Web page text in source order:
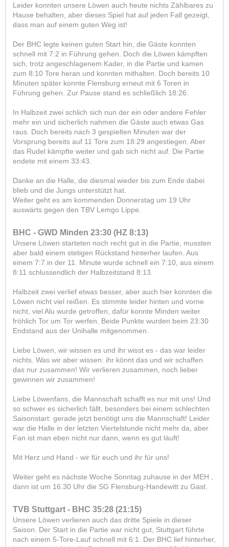
Leider konnten unsere Löwen auch heute nichts Zählbares zu
Hause behalten, aber dieses Spiel hat auf jeden Fall gezeigt,
dass man auf einem guten Weg ist!
Der BHC legte keinen guten Start hin, die Gäste konnten
schnell mit 7:2 in Führung gehen. Doch die Löwen kämpften
sich, trotz angeschlagenem Kader, in die Partie und kamen
zum 8:10 Tore heran und konnten mithalten. Doch bereits 10
Minuten später konnte Flensburg erneut mit 6 Toren in
Führung gehen. Zur Pause stand es schließlich 18:26.
In Halbzeit zwei schlich sich nun der ein oder andere Fehler
mehr ein und sicherlich nahmen die Gäste auch etwas Gas
raus. Doch bereits nach 3 gespielten Minuten war der
Vorsprung bereits auf 11 Tore zum 18:29 angestiegen. Aber
das Rudel kämpfte weiter und gab sich nicht auf. Die Partie
endete mit einem 33:43.
Danke an die Halle, die diesmal wieder bis zum Ende dabei
blieb und die Jungs unterstützt hat.
Weiter geht es am kommenden Donnerstag um 19 Uhr
auswärts gegen den TBV Lemgo Lippe.
BHC - GWD Minden 23:30 (HZ 8:13)
Unsere Löwen starteten noch recht gut in die Partie, mussten
aber bald einem stetigen Rückstand hinterher laufen. Aus
einem 7:7 in der 11. Minute wurde schnell ein 7:10, aus einem
8:11 schlussendlich der Halbzeitstand 8:13.
Halbzeit zwei verlief etwas besser, aber auch hier konnten die
Löwen nicht viel reißen. Es stimmte leider hinten und vorne
nicht, viel Alu wurde getroffen, dafür konnte Minden weiter
fröhlich Tor um Tor werfen. Beide Punkte wurden beim 23:30
Endstand aus der Unihalle mitgenommen.
Liebe Löwen, wir wissen es und ihr wisst es - das war leider
nichts. Was wir aber wissen: ihr könnt das und wir schaffen
das nur zusammen! Wir verlieren zusammen, noch lieber
gewinnen wir zusammen!
Liebe Löwenfans, die Mannschaft schafft es nur mit uns! Und
so schwer es sicherlich fällt, besonders bei einem schlechten
Saisonstart: gerade jetzt benötigt uns die Mannschaft! Leider
war die Halle in der letzten Viertelstunde nicht mehr da, aber
Fan ist man eben nicht nur dann, wenn es gut läuft!
Mit Herz und Hand - wir für euch und ihr für uns!
Weiter geht es nächste Woche Sonntag zuhause in der MEH ,
dann ist um 16.30 Uhr die SG Flensburg-Handewitt zu Gast.
TVB Stuttgart - BHC 35:28 (21:15)
Unsere Löwen verlieren auch das dritte Spiele in dieser
Saison. Der Start in die Partie war nicht gut, Stuttgart führte
nach einem 5-Tore-Lauf schnell mit 6:1. Der BHC lief hinterher,